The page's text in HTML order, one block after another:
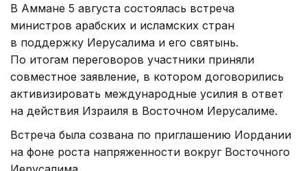
В Аммане 5 августа состоялась встреча
министров арабских и исламских стран
в поддержку Иерусалима и его святынь.
По итогам переговоров участники приняли
совместное заявление, в котором договорились
активизировать международные усилия в ответ
на действия Израиля в Восточном Иерусалиме.
Встреча была созвана по приглашению Иордании
на фоне роста напряженности вокруг Восточного